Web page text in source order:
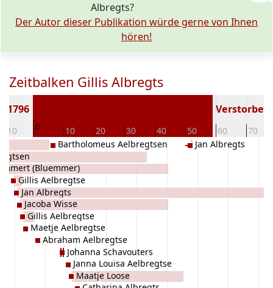
Albregts?
Der Autor dieser Publikation würde gerne von Ihnen
hören!
Zeitbalken Gillis Albregts
-10 0 10 20 30 40 50 60 70
1796 Verstorben
(Bluemmer)
Gillis Aelbregtse
Jan Albregts
Jacoba Wisse
Gillis Aelbregtse
Maetje Aelbregtse
Abraham Aelbregtse
Bartholomeus Aelbregtsen
Johanna Schavouters
Janna Louisa Aelbregtse
Maatje Loose
Jan Albregts